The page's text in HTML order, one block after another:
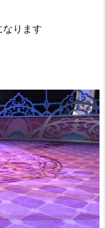
なります